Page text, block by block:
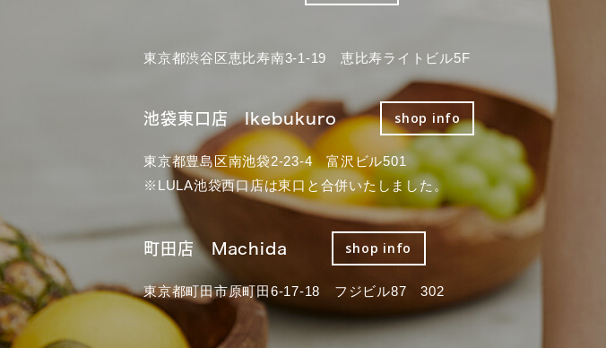
東京都渋谷区恵比寿南3-1-19 恵比寿ライトビル5F
池袋東口店 Ikebukuro shop info
東京都豊島区南池袋2-23-4 富沢ビル501
※LULA池袋西口店は東口と合併いたしました。
町田店 Machida shop info
東京都町田市原町田6-17-18 フジビル87 302